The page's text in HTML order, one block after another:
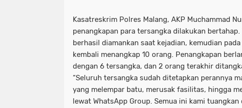
Kasatreskrim Polres Malang, AKP Muchammad
penangkapan para tersangka dilakukan
berhasil diamankan saat kejadian, kemudian
kembali menangkap 10 orang. Penangkapan
dengan 6 tersangka, dan 2 orang terakhir
“Seluruh tersangka sudah ditetapkan perannya
yang melempar batu, merusak fasilitas, hingga
lewat WhatsApp Group. Semua ini kami